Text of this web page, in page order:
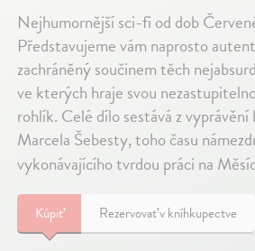
Nejhumornější sci-fi od dob
Představujeme vám naprosto
zachráněný součinem těch
ve kterých hraje svou
rohlík. Celé dílo sestává z vyprávění
Marcela Šebesty, toho času
vykonávajícího tvrdou práci na
Kúpiť Rezervovať v kníhkupectve